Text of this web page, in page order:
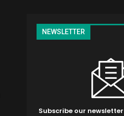
NEWSLETTER
Subscribe our